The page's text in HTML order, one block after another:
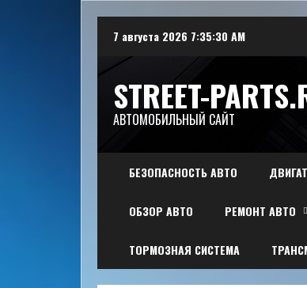
содержимому
7 августа 2026 7:35:31 AM
STREET-
АВТОМОБИЛЬНЫЙ САЙТ
БЕЗОПАСНОСТЬ АВТО
ОБЗОР АВТО РЕМОНТ АВТО
ТОРМОЗНАЯ СИСТЕМА